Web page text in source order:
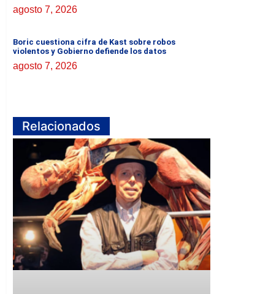
agosto 7, 2026
Boric cuestiona cifra de Kast sobre robos
violentos y Gobierno defiende los datos
agosto 7, 2026
Relacionados